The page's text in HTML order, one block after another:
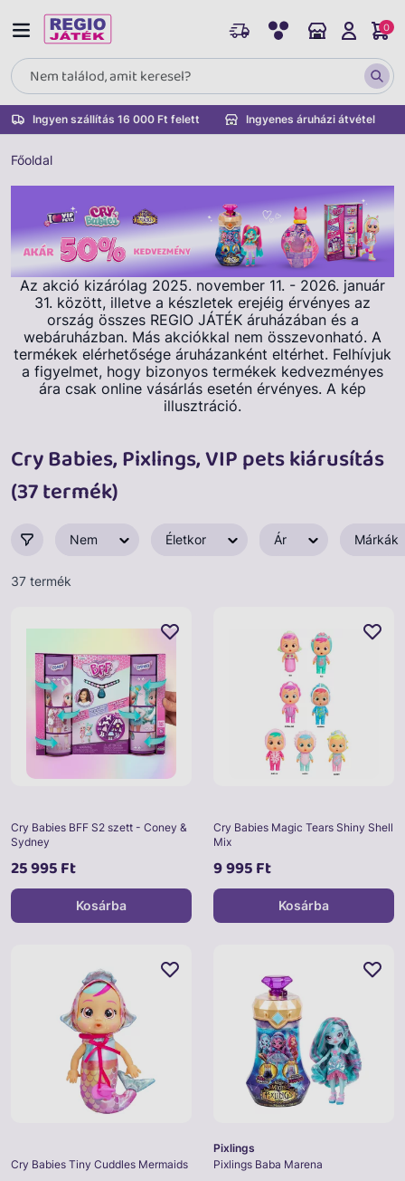
Ingyen szállítás 16 000 Ft felett Ingyenes áruházi átvétel
0
Főoldal
Az akció kizárólag 2025. november 11. - 2026. január
31. között, illetve a készletek erejéig érvényes az
ország összes REGIO JÁTÉK áruházában és a
webáruházban. Más akciókkal nem összevonható. A
termékek elérhetősége áruházanként eltérhet. Felhívjuk
a figyelmet, hogy bizonyos termékek kedvezményes
ára csak online vásárlás esetén érvényes. A kép
illusztráció.
Cry Babies, Pixlings, VIP pets kiárusítás
(37 termék)
Nem Életkor Ár Márkák
37 termék
Cry Babies BFF S2 szett - Coney &
Sydney
25 995 Ft
Kosárba
Cry Babies Magic Tears Shiny Shell
Mix
9 995 Ft
Kosárba
Cry Babies Tiny Cuddles Mermaids
Pixlings
Pixlings Baba Marena